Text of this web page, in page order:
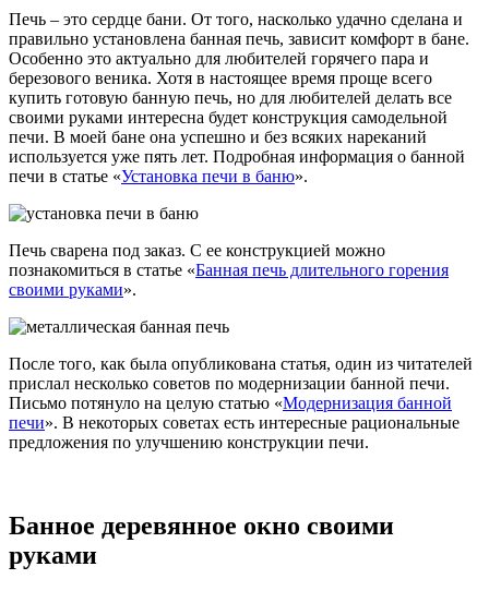
Печь – это сердце бани. От того, насколько удачно сделана и
правильно установлена банная печь, зависит комфорт в бане.
Особенно это актуально для любителей горячего пара и
березового веника. Хотя в настоящее время проще всего
купить готовую банную печь, но для любителей делать все
своими руками интересна будет конструкция самодельной
печи. В моей бане она успешно и без всяких нареканий
используется уже пять лет. Подробная информация о банной
печи в статье «Установка печи в баню».
Печь сварена под заказ. С ее конструкцией можно
познакомиться в статье «Банная печь длительного горения
своими руками».
После того, как была опубликована статья, один из читателей
прислал несколько советов по модернизации банной печи.
Письмо потянуло на целую статью «Модернизация банной
печи». В некоторых советах есть интересные рациональные
предложения по улучшению конструкции печи.
Банное деревянное окно своими
руками